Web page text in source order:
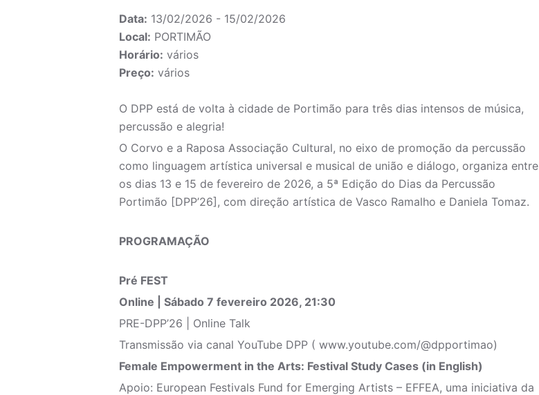
Data: 13/02/2026 - 15/02/2026
Local: PORTIMÃO
Horário: vários
Preço: vários
O DPP está de volta à cidade de Portimão para três dias intensos de música,
percussão e alegria!
O Corvo e a Raposa Associação Cultural, no eixo de promoção da percussão
como linguagem artística universal e musical de união e diálogo, organiza entre
os dias 13 e 15 de fevereiro de 2026, a 5ª Edição do Dias da Percussão
Portimão [DPP’26], com direção artística de Vasco Ramalho e Daniela Tomaz.
PROGRAMAÇÃO
Pré FEST
Online | Sábado 7 fevereiro 2026, 21:30
PRE-DPP’26 | Online Talk
Transmissão via canal YouTube DPP ( www.youtube.com/@dpportimao)
Female Empowerment in the Arts: Festival Study Cases (in English)
Apoio: European Festivals Fund for Emerging Artists – EFFEA, uma iniciativa da